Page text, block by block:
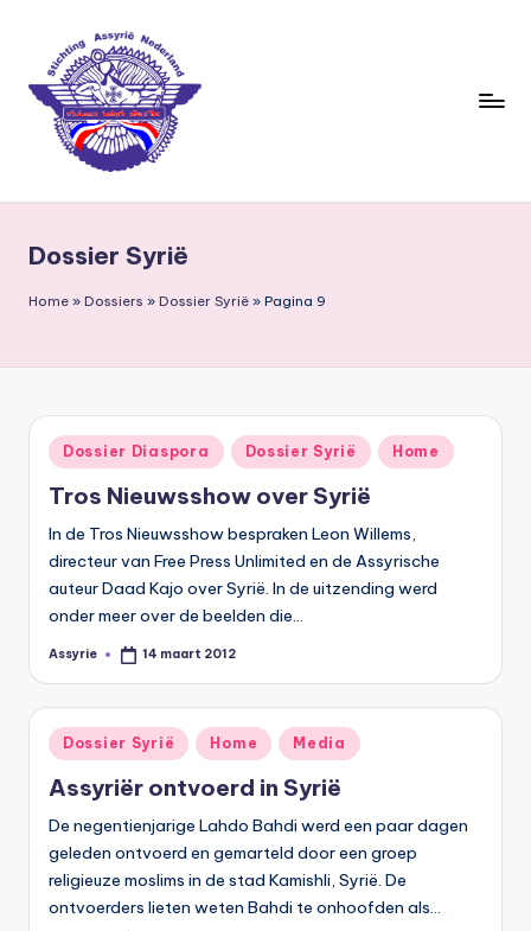
c
h
g
A
N
Dossier Syrië
Home » Dossiers » Dossier Syrië » Pagina 9
Geplaatst
in
Dossier Diaspora Dossier Syrië Home
Tros Nieuwsshow over Syrië
In de Tros Nieuwsshow bespraken Leon Willems,
directeur van Free Press Unlimited en de Assyrische
auteur Daad Kajo over Syrië. In de uitzending werd
onder meer over de beelden die…
Geplaatst
Assyrie 14 maart 2012
Geplaatst
in
Dossier Syrië Home Media
Assyriër ontvoerd in Syrië
De negentienjarige Lahdo Bahdi werd een paar dagen
geleden ontvoerd en gemarteld door een groep
religieuze moslims in de stad Kamishli, Syrië. De
ontvoerders lieten weten Bahdi te onhoofden als…